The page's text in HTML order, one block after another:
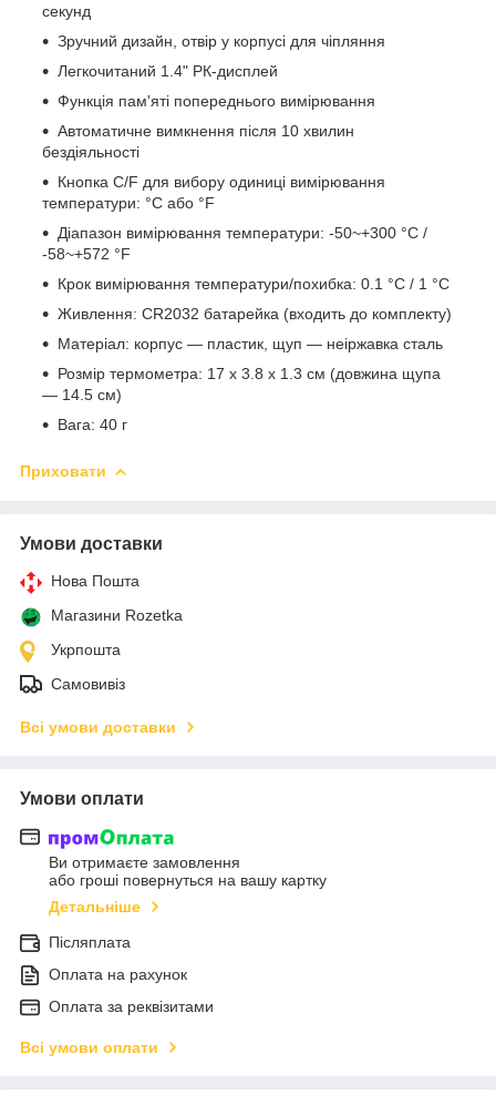
секунд
Зручний дизайн, отвір у корпусі для чіпляння
Легкочитаний 1.4" РК-дисплей
Функція пам'яті попереднього вимірювання
Автоматичне вимкнення після 10 хвилин
бездіяльності
Кнопка C/F для вибору одиниці вимірювання
температури: °C або °F
Діапазон вимірювання температури: -50~+300 °C /
-58~+572 °F
Крок вимірювання температури/похибка: 0.1 °C / 1 °C
Живлення: CR2032 батарейка (входить до комплекту)
Матеріал: корпус — пластик, щуп — неіржавка сталь
Розмір термометра: 17 x 3.8 х 1.3 см (довжина щупа
— 14.5 см)
Вага: 40 г
Приховати
Умови доставки
Нова Пошта
Магазини Rozetka
Укрпошта
Самовивіз
Всі умови доставки
Умови оплати
Ви отримаєте замовлення
або гроші повернуться на вашу картку
Детальніше
Післяплата
Оплата на рахунок
Оплата за реквізитами
Всі умови оплати